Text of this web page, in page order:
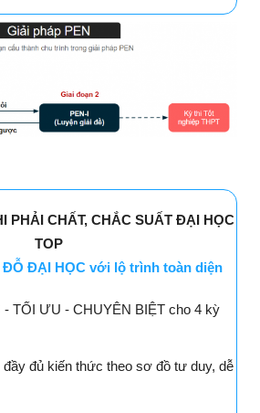
PHẢI CHẤT, CHẮC SUẤT ĐẠI HỌC
TOP
ĐỖ ĐẠI HỌC với lộ trình toàn diện
- TỐI ƯU - CHUYÊN BIỆT cho 4 kỳ
đầy đủ kiến thức theo sơ đồ tư duy, dễ